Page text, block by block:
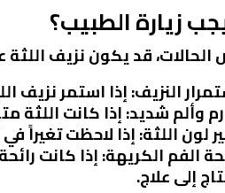
زيارة الطبيب؟
قد يكون نزيف
النزيف: إذا استمر نزيف
وألم شديد: إذا كانت
لون اللثة: إذا لاحظت تغيراً
الفم الكريهة: إذا كانت
إلى علاج.